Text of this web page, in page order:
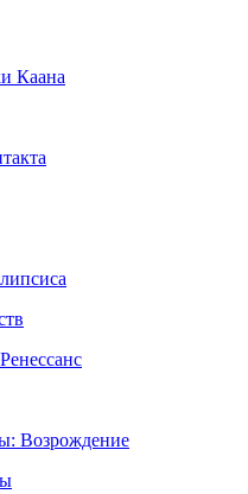
Каана
Возрождение